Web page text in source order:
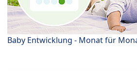
Baby Entwicklung - Monat für